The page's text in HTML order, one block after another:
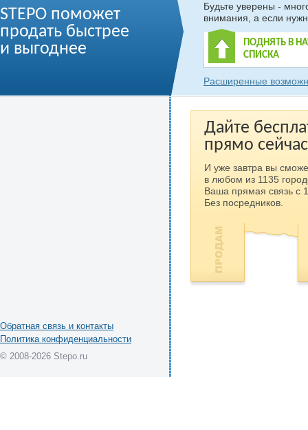
STEPO поможет
продать быстрее
и выгоднее
Будьте уверены -
внимания, а если
ПОДНЯТЬ В
СПИСКА
Расширенные
Дайте
прямо
И уже завтра вы
в любом из 1135
Ваша прямая связь с
Без посредников.
Обратная связь и контакты
Политика конфиденциальности
© 2008-2026 Stepo.ru